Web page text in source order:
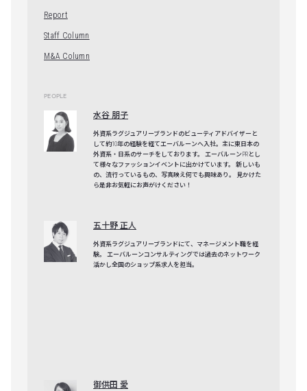
Report
Staff Column
M&A Column
PEOPLE
水谷 朋子
外資系ラグジュアリーブランドのビューティアドバイザーと
して約10年の経験を経てエーバルーンへ入社。主に東日本の
外資系・日系のサーチをしております。 エーバルーンPRとし
て様々なファッションイベントに出かけています。 新しいも
の、流行っているもの、写真映え何でも興味あり。 見かけた
ら是非お気軽にお声がけください！
五十野 正人
外資系ラグジュアリーブランドにて、マネージメント職を経
験。 エーバルーンコンサルティングでは過去のネットワーク
活かし全国のショップ系求人を担当。
御供田 愛